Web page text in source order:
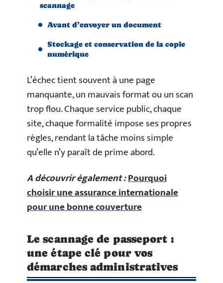
scannage
Avant d’envoyer un document
Stockage et conservation de la copie
numérique
L’échec tient souvent à une page
manquante, un mauvais format ou un scan
trop flou. Chaque service public, chaque
site, chaque formalité impose ses propres
règles, rendant la tâche moins simple
qu’elle n’y paraît de prime abord.
A découvrir également :Pourquoi
choisir une assurance internationale
pour une bonne couverture
Le scannage de passeport :
une étape clé pour vos
démarches administratives